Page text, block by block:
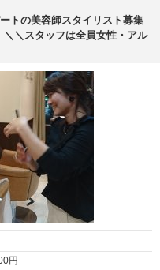
トの美容師スタイリスト募集
＼スタッフは全員女性・アル
円